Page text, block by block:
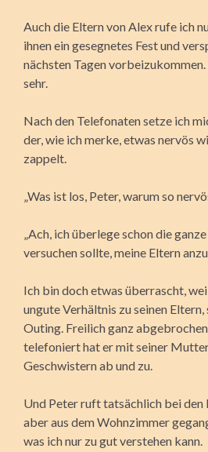
Auch die Eltern von Alex rufe ich
ihnen ein gesegnetes Fest und
nächsten Tagen
sehr.
Nach den Telefonaten setze ich
der, wie ich merke, etwas nervös
zappelt.
„Was ist los, Peter, warum so
„Ach, ich überlege schon die
versuchen sollte, meine Eltern
Ich bin doch etwas überrascht,
ungute Verhältnis zu seinen Eltern,
Outing. Freilich ganz
telefoniert hat er mit seiner
Geschwistern ab und zu.
Und Peter ruft tatsächlich bei den
aber aus dem Wohnzimmer
was ich nur zu gut verstehen kann.